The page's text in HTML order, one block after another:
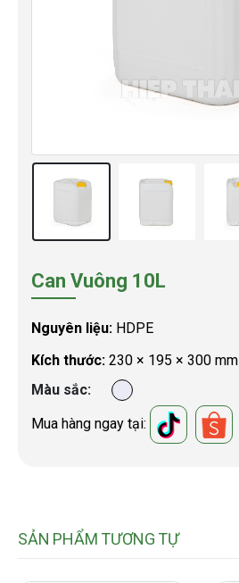
Can Vuông 10L
Nguyên liệu: HDPE
Kích thước: 230 × 195 × 300 mm
Màu sắc
Mua hàng ngay tại:
SẢN PHẨM TƯƠNG TỰ